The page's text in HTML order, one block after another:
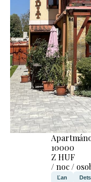
10000
Z HUF
/ noc /
Ľan